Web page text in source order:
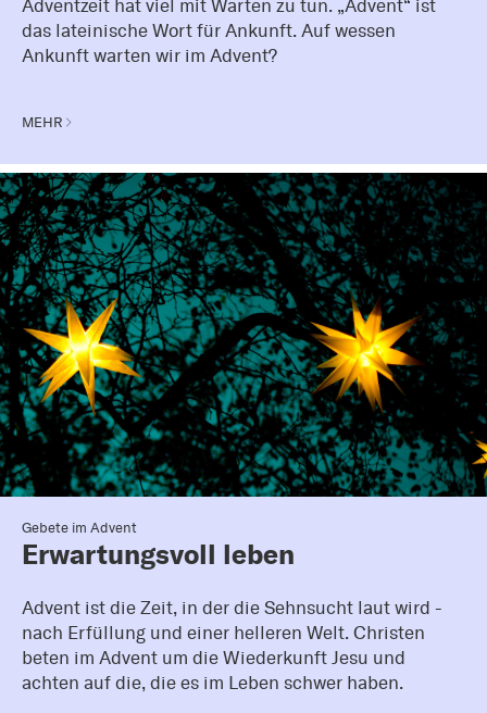
Adventzeit hat viel mit Warten zu tun. „Advent“ ist
das lateinische Wort für Ankunft. Auf wessen
Ankunft warten wir im Advent?
MEHR
Gebete im Advent
Erwartungsvoll leben
Advent ist die Zeit, in der die Sehnsucht laut wird -
nach Erfüllung und einer helleren Welt. Christen
beten im Advent um die Wiederkunft Jesu und
achten auf die, die es im Leben schwer haben.